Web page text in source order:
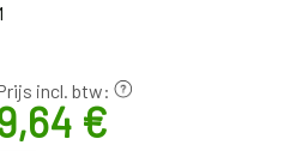
incl. btw:
€